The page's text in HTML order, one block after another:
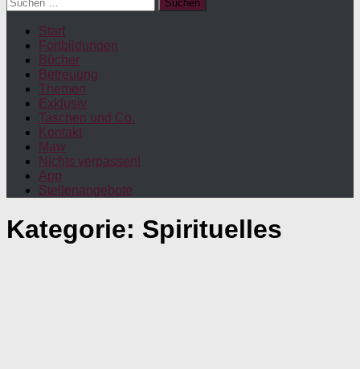
nach:
Start
Fortbildungen
Bücher
Betreuung
Themen
Exklusiv
Taschen und Co.
Kontakt
Maw
Nichts verpassen!
App
Stellenangebote
Kategorie: Spirituelles